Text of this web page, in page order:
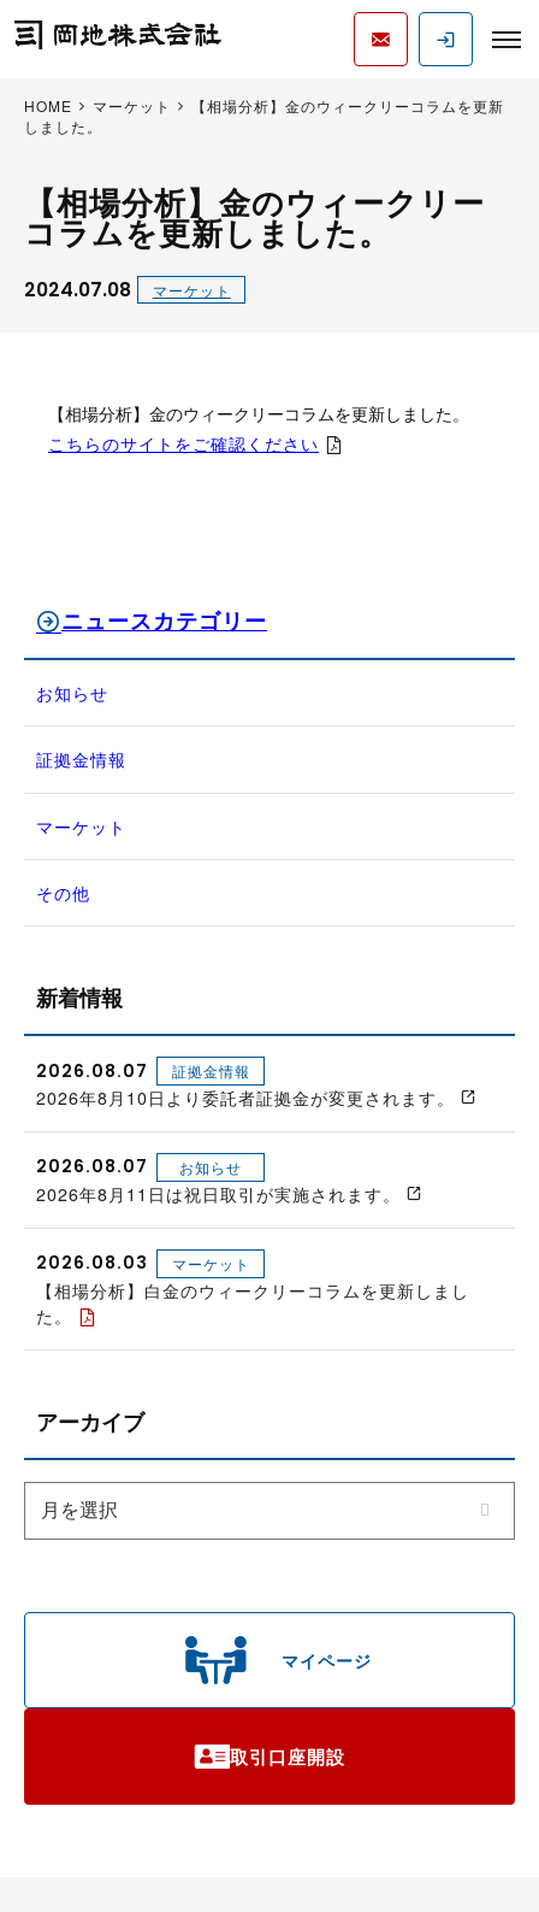
HOME マーケット
【相場分析】金のウィークリーコラムを更新
しました。
【相場分析】金のウィークリー
コラムを更新しました。
2024.07.08 マーケット
【相場分析】金のウィークリーコラムを更新しました。
こちらのサイトをご確認ください
マイページ
取引口座開設
ニュースカテゴリー
お知らせ
証拠金情報
マーケット
その他
新着情報
2026.08.07 証拠金情報
2026年8月10日より委託者証拠金が変更されます。
2026.08.07 お知らせ
2026年8月11日は祝日取引が実施されます。
2026.08.03 マーケット
【相場分析】白金のウィークリーコラムを更新しまし
た。
アーカイブ